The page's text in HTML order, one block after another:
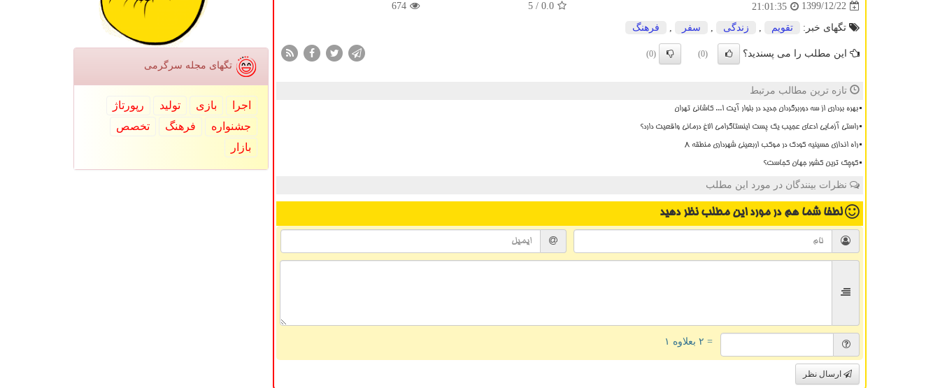
1399/12/22
21:01:35
0.0
/ 5
674
تگهای خبر: تقویم زندگی سفر فرهنگ
این مطلب را می پسندید؟ (0)
(0)
تازه ترین مطالب مرتبط
بهره برداری از سه دوربرگردان جدید در بلوار آیت ا... کاشانی تهران
راستی آزمایی ادعای عجیب یک پست اینستاگرامی الاغ درمانی واقعیت دارد؟
راه اندازی حسینیه کودک در موکب اربعینی شهرداری منطقه ۸
کوچک ترین کشور جهان کجاست؟
نظرات بینندگان در مورد این مطلب
لطفا شما همدر مورد این مطلب نظر دهید
= ۲ بعلاوه ۱
ارسال نظر
تگهای مجله سرگرمی
اجرا بازی تولید
رپورتاژ
جشنواره
فرهنگ
تخصص
بازار